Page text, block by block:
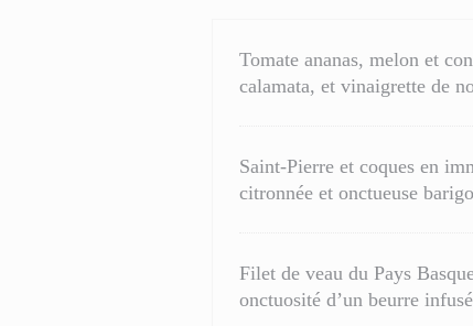
Tomate ananas, melon et
calamata, et vinaigrette de
Saint-Pierre et coques en
citronnée et onctueuse
Filet de veau du Pays
onctuosité d’un beurre